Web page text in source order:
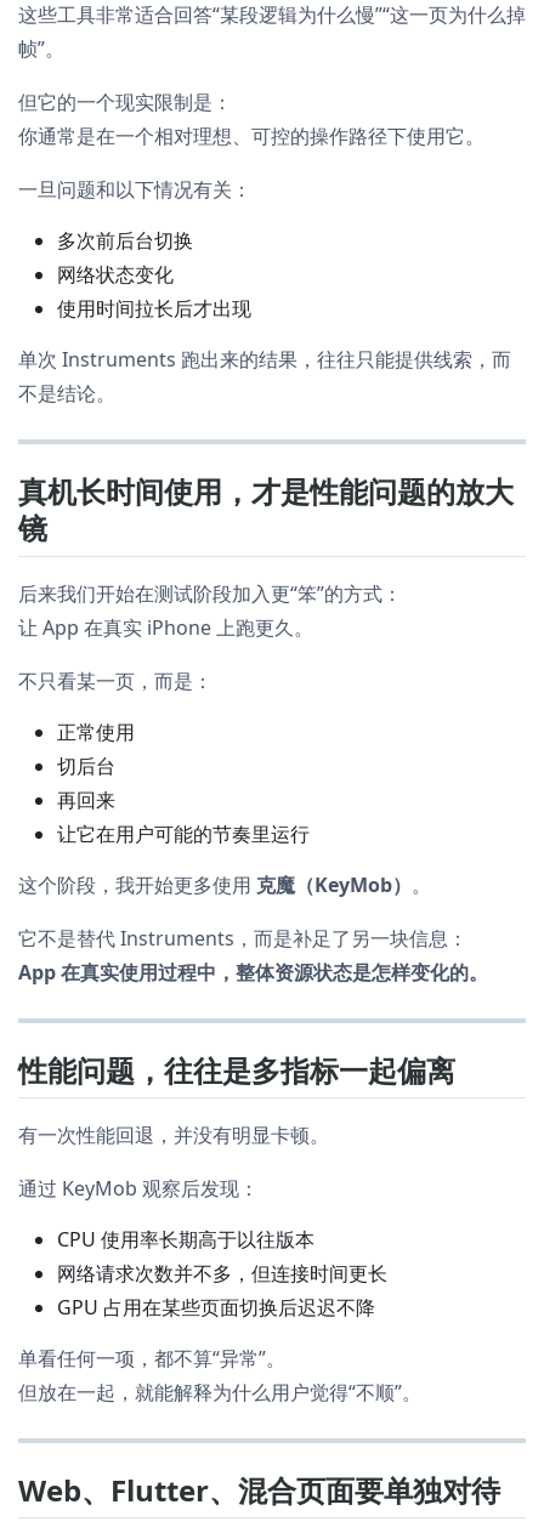
这些工具非常适合回答“某段逻辑为什么慢”“这一页为什么掉
帧”。
但它的一个现实限制是：
你通常是在一个相对理想、可控的操作路径下使用它。
一旦问题和以下情况有关：
多次前后台切换
网络状态变化
使用时间拉长后才出现
单次 Instruments 跑出来的结果，往往只能提供线索，而
不是结论。
真机长时间使用，才是性能问题的放大
镜
后来我们开始在测试阶段加入更“笨”的方式：
让 App 在真实 iPhone 上跑更久。
不只看某一页，而是：
正常使用
切后台
再回来
让它在用户可能的节奏里运行
这个阶段，我开始更多使用 克魔（KeyMob） 。
它不是替代 Instruments，而是补足了另一块信息：
App 在真实使用过程中，整体资源状态是怎样变化的。
性能问题，往往是多指标一起偏离
有一次性能回退，并没有明显卡顿。
通过 KeyMob 观察后发现：
CPU 使用率长期高于以往版本
网络请求次数并不多，但连接时间更长
GPU 占用在某些页面切换后迟迟不降
单看任何一项，都不算“异常”。
但放在一起，就能解释为什么用户觉得“不顺”。
Web、Flutter、混合页面要单独对待